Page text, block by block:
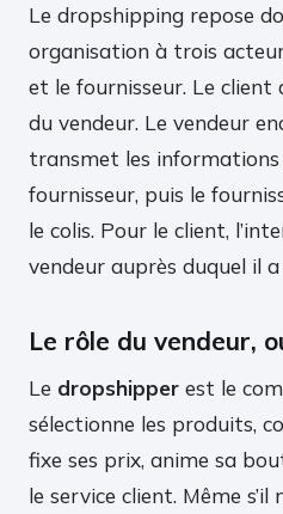
Le dropshipping repose
organisation à trois
et le fournisseur. Le
du vendeur. Le vendeur
transmet les informations
fournisseur, puis le
le colis. Pour le client,
vendeur auprès duquel il a
Le rôle du vendeur,
Le dropshipper est le
sélectionne les produits,
fixe ses prix, anime sa
le service client. Même